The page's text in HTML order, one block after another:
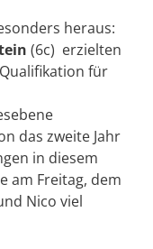
heraus:
(6c) erzielten
für
das zweite Jahr
in diesem
am Freitag, dem
Nico viel